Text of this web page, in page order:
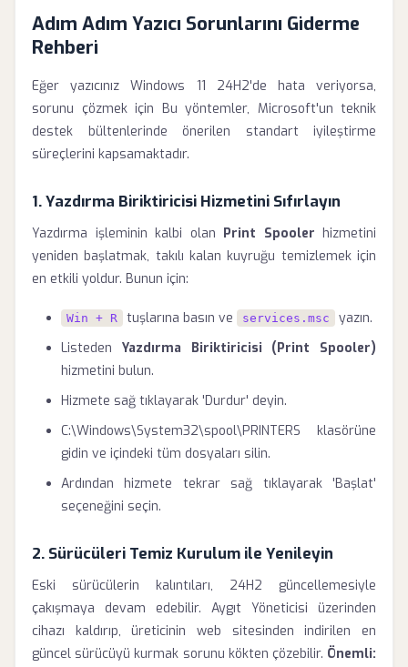
Adım Adım Yazıcı Sorunlarını Giderme
Rehberi
Eğer yazıcınız Windows 11 24H2'de hata veriyorsa,
sorunu çözmek için Bu yöntemler, Microsoft'un teknik
destek bültenlerinde önerilen standart iyileştirme
süreçlerini kapsamaktadır.
1. Yazdırma Biriktiricisi Hizmetini Sıfırlayın
Yazdırma işleminin kalbi olan Print Spooler hizmetini
yeniden başlatmak, takılı kalan kuyruğu temizlemek için
en etkili yoldur. Bunun için:
Win + R tuşlarına basın ve services.msc
yazın.
Listeden Yazdırma Biriktiricisi (Print Spooler)
hizmetini bulun.
Hizmete sağ tıklayarak 'Durdur' deyin.
C:\Windows\System32\spool\PRINTERS klasörüne
gidin ve içindeki tüm dosyaları silin.
Ardından hizmete tekrar sağ tıklayarak 'Başlat'
seçeneğini seçin.
2. Sürücüleri Temiz Kurulum ile Yenileyin
Eski sürücülerin kalıntıları, 24H2 güncellemesiyle
çakışmaya devam edebilir. Aygıt Yöneticisi üzerinden
cihazı kaldırıp, üreticinin web sitesinden indirilen en
güncel sürücüyü kurmak sorunu kökten çözebilir. Önemli: